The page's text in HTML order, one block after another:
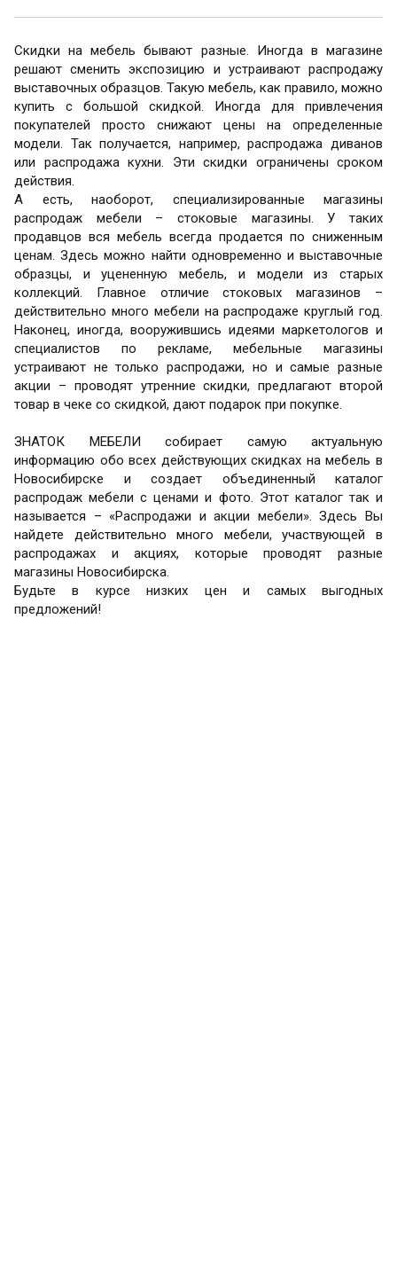
Скидки на мебель бывают разные. Иногда в магазине
решают сменить экспозицию и устраивают распродажу
выставочных образцов. Такую мебель, как правило, можно
купить с большой скидкой. Иногда для привлечения
покупателей просто снижают цены на определенные
модели. Так получается, например, распродажа диванов
или распродажа кухни. Эти скидки ограничены сроком
действия.
А есть, наоборот, специализированные магазины
распродаж мебели – стоковые магазины. У таких
продавцов вся мебель всегда продается по сниженным
ценам. Здесь можно найти одновременно и выставочные
образцы, и уцененную мебель, и модели из старых
коллекций. Главное отличие стоковых магазинов –
действительно много мебели на распродаже круглый год.
Наконец, иногда, вооружившись идеями маркетологов и
специалистов по рекламе, мебельные магазины
устраивают не только распродажи, но и самые разные
акции – проводят утренние скидки, предлагают второй
товар в чеке со скидкой, дают подарок при покупке.
ЗНАТОК МЕБЕЛИ собирает самую актуальную
информацию обо всех действующих скидках на мебель в
Новосибирске и создает объединенный каталог
распродаж мебели с ценами и фото. Этот каталог так и
называется – «Распродажи и акции мебели». Здесь Вы
найдете действительно много мебели, участвующей в
распродажах и акциях, которые проводят разные
магазины Новосибирска.
Будьте в курсе низких цен и самых выгодных
предложений!